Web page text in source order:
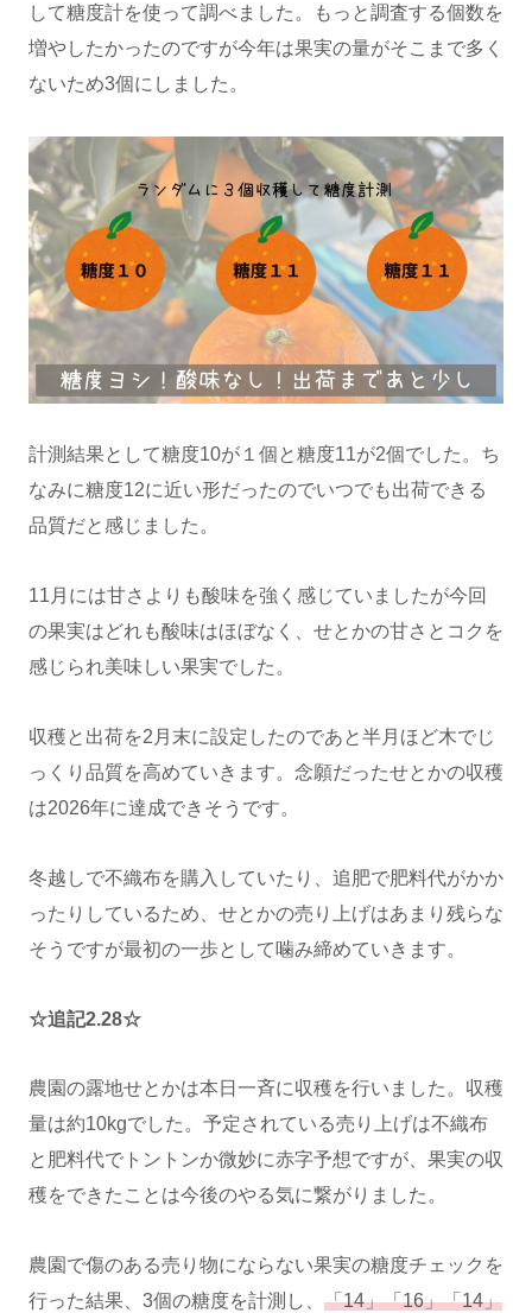
して糖度計を使って調べました。もっと調査する個数を
増やしたかったのですが今年は果実の量がそこまで多く
ないため3個にしました。
計測結果として糖度10が１個と糖度11が2個でした。ち
なみに糖度12に近い形だったのでいつでも出荷できる
品質だと感じました。
11月には甘さよりも酸味を強く感じていましたが今回
の果実はどれも酸味はほぼなく、せとかの甘さとコクを
感じられ美味しい果実でした。
収穫と出荷を2月末に設定したのであと半月ほど木でじ
っくり品質を高めていきます。念願だったせとかの収穫
は2026年に達成できそうです。
冬越しで不織布を購入していたり、追肥で肥料代がかか
ったりしているため、せとかの売り上げはあまり残らな
そうですが最初の一歩として噛み締めていきます。
☆追記2.28☆
農園の露地せとかは本日一斉に収穫を行いました。収穫
量は約10kgでした。予定されている売り上げは不織布
と肥料代でトントンか微妙に赤字予想ですが、果実の収
穫をできたことは今後のやる気に繋がりました。
農園で傷のある売り物にならない果実の糖度チェックを
行った結果、3個の糖度を計測し、 「14」「16」「14」